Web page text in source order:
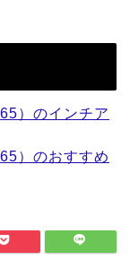
）のインチア
）のおすすめ